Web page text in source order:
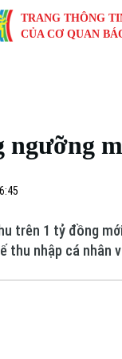
TRANG THÔNG
CỦA CƠ QUAN
phương
Cafe sáng
Tài chính Ngân hàng
Doanh nghiệp
Đầu tư
Đất đai
Kinh nghiệm
trên 1 tỷ đồng
thu nhập cá nhân